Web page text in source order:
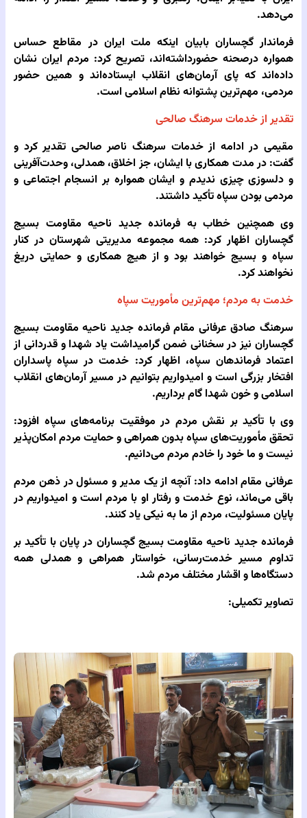
می‌دهد.
فرماندار گچساران بابیان اینکه ملت ایران در مقاطع حساس
همواره درصحنه حضورداشته‌اند، تصریح کرد: مردم ایران نشان
داده‌اند که پای آرمان‌های انقلاب ایستاده‌اند و همین حضور
مردمی، مهم‌ترین پشتوانه نظام اسلامی است.
تقدیر از خدمات سرهنگ صالحی
مقیمی در ادامه از خدمات سرهنگ ناصر صالحی تقدیر کرد و
گفت: در مدت همکاری با ایشان، جز اخلاق، همدلی، وحدت‌آفرینی
و دلسوزی چیزی ندیدم و ایشان همواره بر انسجام اجتماعی و
مردمی بودن سپاه تأکید داشتند.
وی همچنین خطاب به فرمانده جدید ناحیه مقاومت بسیج
گچساران اظهار کرد: همه مجموعه مدیریتی شهرستان در کنار
سپاه و بسیج خواهند بود و از هیچ همکاری و حمایتی دریغ
نخواهند کرد.
خدمت به مردم؛ مهم‌ترین مأموریت سپاه
سرهنگ صادق عرفانی‌ مقام فرمانده جدید ناحیه مقاومت بسیج
گچساران نیز در سخنانی ضمن گرامیداشت یاد شهدا و قدردانی از
اعتماد فرماندهان سپاه، اظهار کرد: خدمت در سپاه پاسداران
افتخار بزرگی است و امیدواریم بتوانیم در مسیر آرمان‌های انقلاب
اسلامی و خون شهدا گام برداریم.
وی با تأکید بر نقش مردم در موفقیت برنامه‌های سپاه افزود:
تحقق مأموریت‌های سپاه بدون همراهی و حمایت مردم امکان‌پذیر
نیست و ما خود را خادم مردم می‌دانیم.
عرفانی‌ مقام ادامه داد: آنچه از یک مدیر و مسئول در ذهن مردم
باقی می‌ماند، نوع خدمت و رفتار او با مردم است و امیدواریم در
پایان مسئولیت، مردم از ما به نیکی یاد کنند.
فرمانده جدید ناحیه مقاومت بسیج گچساران در پایان با تأکید بر
تداوم مسیر خدمت‌رسانی، خواستار همراهی و همدلی همه
دستگاه‌ها و اقشار مختلف مردم شد.
تصاویر تکمیلی: